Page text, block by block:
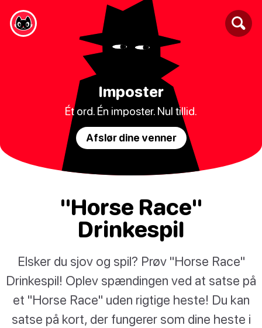
Imposter
Ét ord. Én imposter. Nul tillid.
Afslør dine venner
"Horse Race"
Drinkespil
Elsker du sjov og spil? Prøv "Horse Race"
Drinkespil! Oplev spændingen ved at satse på
et "Horse Race" uden rigtige heste! Du kan
satse på kort, der fungerer som dine heste i